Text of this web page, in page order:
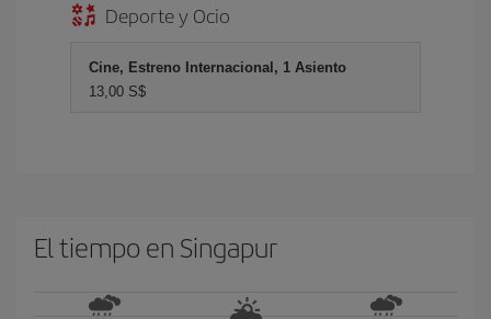
Deporte y Ocio
Cine, Estreno Internacional, 1 Asiento
13,00 S$
El tiempo en Singapur